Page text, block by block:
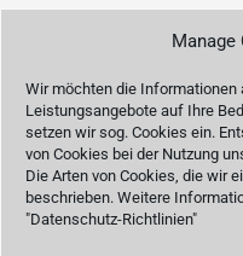
Manage
Wir möchten die
Leistungsangebote auf Ihre
setzen wir sog. Cookies ein.
von Cookies bei der Nutzung
Die Arten von Cookies, die wir
beschrieben. Weitere
"Datenschutz-Richtlinien"
Träger :
Unterstützen Sie uns